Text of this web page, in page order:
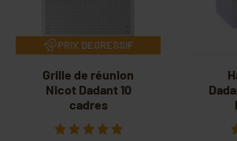
PRIX DEGRESSIF
Grille de réunion
Nicot Dadant 10
cadres